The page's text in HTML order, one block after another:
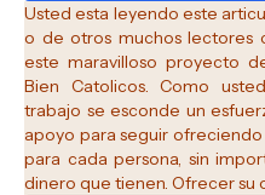
Usted esta leyendo este
o de otros muchos lectores
este maravilloso proyecto
Bien Catolicos.Como
trabajo se esconde un
apoyo para seguir
para cada persona, sin
dinero que tienen. Ofrecer su